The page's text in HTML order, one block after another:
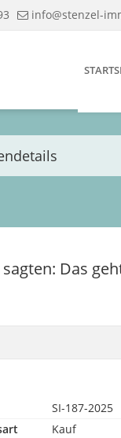
info@stenzel-
Das
SI-187-2025
Kauf